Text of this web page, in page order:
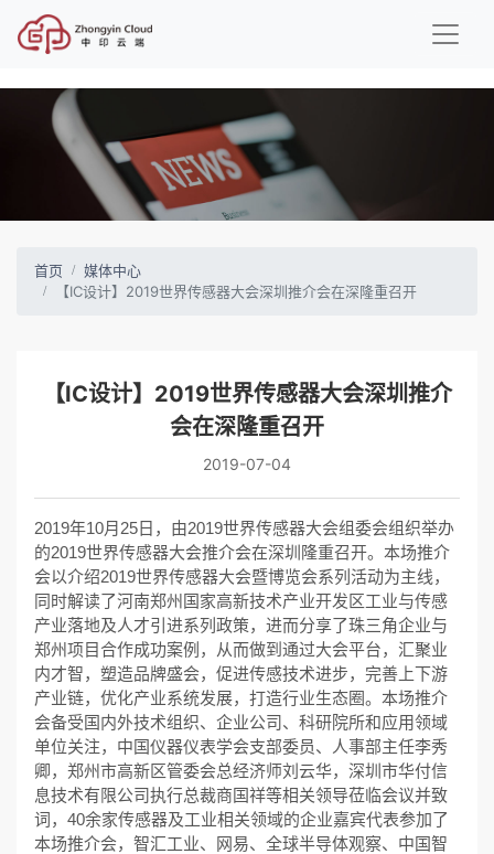
首页
媒体中心
【IC设计】2019世界传感器大会深圳推介会在深隆重召开
【IC设计】2019世界传感器大会深圳推介
会在深隆重召开
2019-07-04
2019年10月25日，由2019世界传感器大会组委会组织举办
的2019世界传感器大会推介会在深圳隆重召开。本场推介
会以介绍2019世界传感器大会暨博览会系列活动为主线，
同时解读了河南郑州国家高新技术产业开发区工业与传感
产业落地及人才引进系列政策，进而分享了珠三角企业与
郑州项目合作成功案例，从而做到通过大会平台，汇聚业
内才智，塑造品牌盛会，促进传感技术进步，完善上下游
产业链，优化产业系统发展，打造行业生态圈。本场推介
会备受国内外技术组织、企业公司、科研院所和应用领域
单位关注，中国仪器仪表学会支部委员、人事部主任李秀
卿，郑州市高新区管委会总经济师刘云华，深圳市华付信
息技术有限公司执行总裁商国祥等相关领导莅临会议并致
词，40余家传感器及工业相关领域的企业嘉宾代表参加了
本场推介会，智汇工业、网易、全球半导体观察、中国智